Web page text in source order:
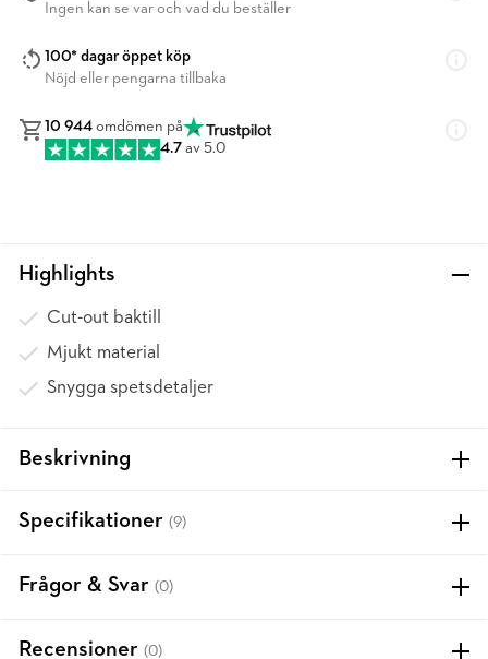
Ingen kan se var och vad du beställer
100* dagar öppet köp
Nöjd eller pengarna tillbaka
10 944 omdömen på
4.7 av 5.0
Highlights
Cut-out baktill
Mjukt material
Snygga spetsdetaljer
Beskrivning
Specifikationer (9)
Frågor & Svar (0)
Recensioner (0)